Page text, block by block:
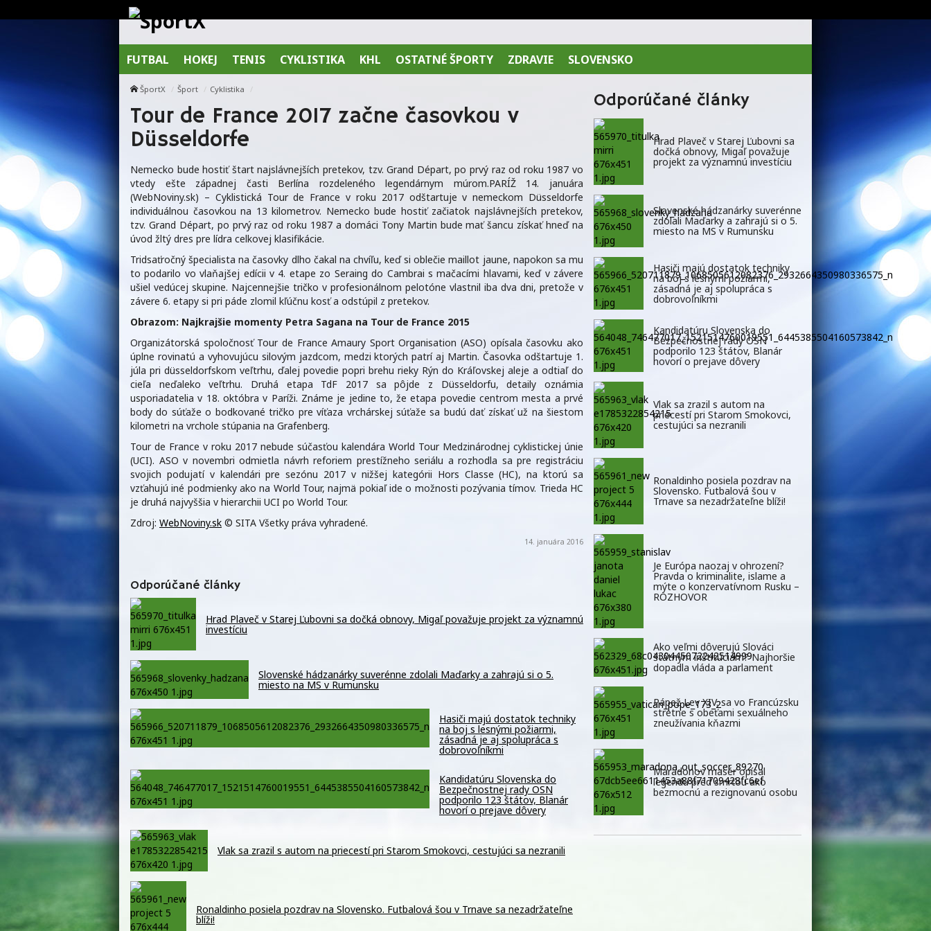
FUTBAL HOKEJ TENIS CYKLISTIKA KHL OSTATNÉ ŠPORTY ZDRAVIE SLOVENSKO
ŠportX Šport Cyklistika
Tour de France 2017 začne časovkou v
Düsseldorfe
Nemecko bude hostiť štart najslávnejších pretekov, tzv. Grand Départ, po prvý raz od roku 1987 vo
vtedy ešte západnej časti Berlína rozdeleného legendárnym múrom.PARÍŽ 14. januára
(WebNoviny.sk) – Cyklistická Tour de France v roku 2017 odštartuje v nemeckom Düsseldorfe
individuálnou časovkou na 13 kilometrov. Nemecko bude hostiť začiatok najslávnejších pretekov,
tzv. Grand Départ, po prvý raz od roku 1987 a domáci Tony Martin bude mať šancu získať hneď na
úvod žltý dres pre lídra celkovej klasifikácie.
Tridsaťročný špecialista na časovky dlho čakal na chvíľu, keď si oblečie maillot jaune, napokon sa mu
to podarilo vo vlaňajšej edícii v 4. etape zo Seraing do Cambrai s mačacími hlavami, keď v závere
ušiel vedúcej skupine. Najcennejšie tričko v profesionálnom pelotóne vlastnil iba dva dni, pretože v
závere 6. etapy si pri páde zlomil kľúčnu kosť a odstúpil z pretekov.
Obrazom: Najkrajšie momenty Petra Sagana na Tour de France 2015
Organizátorská spoločnosť Tour de France Amaury Sport Organisation (ASO) opísala časovku ako
úplne rovinatú a vyhovujúcu silovým jazdcom, medzi ktorých patrí aj Martin. Časovka odštartuje 1.
júla pri düsseldorfskom veľtrhu, ďalej povedie popri brehu rieky Rýn do Kráľovskej aleje a odtiaľ do
cieľa neďaleko veľtrhu. Druhá etapa TdF 2017 sa pôjde z Düsseldorfu, detaily oznámia
usporiadatelia v 18. októbra v Paríži. Známe je jedine to, že etapa povedie centrom mesta a prvé
body do súťaže o bodkované tričko pre víťaza vrchárskej súťaže sa budú dať získať už na šiestom
kilometri na vrchole stúpania na Grafenberg.
Tour de France v roku 2017 nebude súčasťou kalendára World Tour Medzinárodnej cyklistickej únie
(UCI). ASO v novembri odmietla návrh reforiem prestížneho seriálu a rozhodla sa pre registráciu
svojich podujatí v kalendári pre sezónu 2017 v nižšej kategórii Hors Classe (HC), na ktorú sa
vzťahujú iné podmienky ako na World Tour, najmä pokiaľ ide o možnosti pozývania tímov. Trieda HC
je druhá najvyššia v hierarchii UCI po World Tour.
Zdroj: WebNoviny.sk © SITA Všetky práva vyhradené.
14. januára 2016
Odporúčané články
Hrad Plaveč v Starej Ľubovni sa dočká obnovy, Migaľ považuje projekt za významnú
investíciu
Slovenské hádzanárky suverénne zdolali Maďarky a zahrajú si o 5.
miesto na MS v Rumunsku
Hasiči majú dostatok techniky
na boj s lesnými požiarmi,
zásadná je aj spolupráca s
dobrovoľníkmi
Kandidatúru Slovenska do
Bezpečnostnej rady OSN
podporilo 123 štátov, Blanár
hovorí o prejave dôvery
Vlak sa zrazil s autom na priecestí pri Starom Smokovci, cestujúci sa nezranili
Ronaldinho posiela pozdrav na Slovensko. Futbalová šou v Trnave sa nezadržateľne
blíži!
Odporúčané články
Hrad Plaveč v Starej Ľubovni sa
dočká obnovy, Migaľ považuje
projekt za významnú investíciu
Slovenské hádzanárky suverénne
zdolali Maďarky a zahrajú si o 5.
miesto na MS v Rumunsku
Hasiči majú dostatok techniky
na boj s lesnými požiarmi,
zásadná je aj spolupráca s
dobrovoľníkmi
Kandidatúru Slovenska do
Bezpečnostnej rady OSN
podporilo 123 štátov, Blanár
hovorí o prejave dôvery
Vlak sa zrazil s autom na
priecestí pri Starom Smokovci,
cestujúci sa nezranili
Ronaldinho posiela pozdrav na
Slovensko. Futbalová šou v
Trnave sa nezadržateľne blíži!
Je Európa naozaj v ohrození?
Pravda o kriminalite, islame a
mýte o konzervatívnom Rusku –
ROZHOVOR
Ako veľmi dôverujú Slováci
štátnym inštitúciám? Najhoršie
dopadla vláda a parlament
Pápež Lev XIV. sa vo Francúzsku
stretne s obeťami sexuálneho
zneužívania kňazmi
Maradonov masér opísal
legendu pred smrťou ako
bezmocnú a rezignovanú osobu